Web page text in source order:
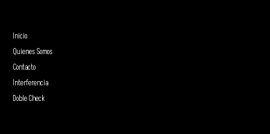
Inicio
Quienes Somos
Contacto
Interferencia
Doble Check